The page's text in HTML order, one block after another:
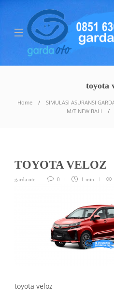
toyota
Home
SIMULASI ASURANSI
M/T NEW BALI
TOYOTA VELOZ
garda oto 0 1 min
toyota veloz